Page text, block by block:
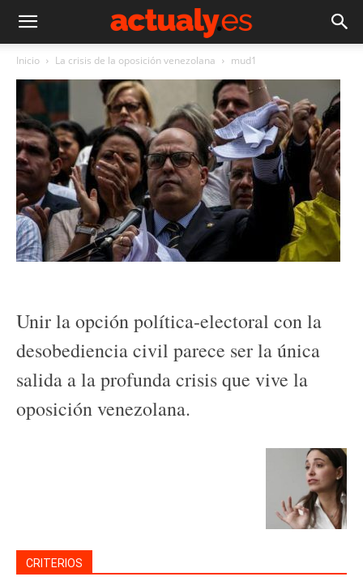
Inicio La crisis de la oposición venezolana mud1
Unir la opción política-electoral con la
desobediencia civil parece ser la única
salida a la profunda crisis que vive la
oposición venezolana.
CRITERIOS